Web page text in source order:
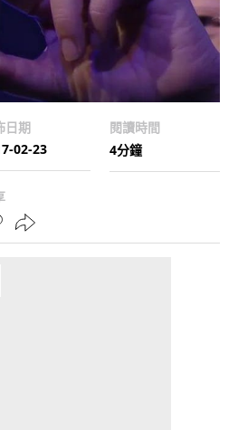
日期
02-23
閱讀時間
4分鐘